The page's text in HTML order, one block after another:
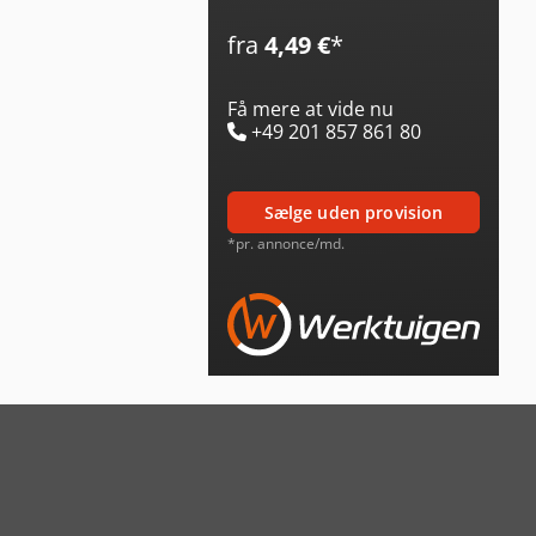
fra 4,49 €*
Få mere at vide nu
+49 201 857 861 80
sælge uden provision
*pr. annonce/md.